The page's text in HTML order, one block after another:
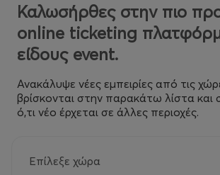
Καλωσήρθες στην πιο
online ticketing
είδους event.
Ανακάλυψε νέες εμπειρίες από τις
βρίσκονται στην παρακάτω λίστα και
ό,τι νέο έρχεται σε άλλες περιοχές.
Επίλεξε χώρα